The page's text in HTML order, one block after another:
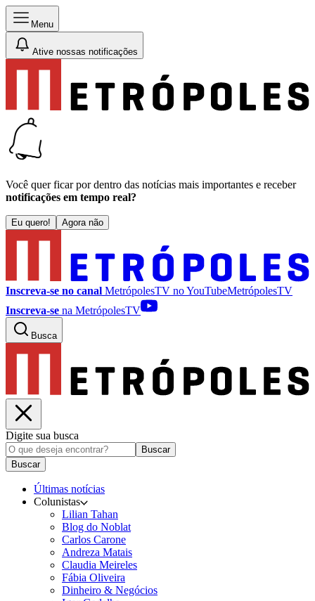
Menu
Ative nossas notificações
Você quer ficar por dentro das notícias mais importantes e receber
notificações em tempo real?
Eu quero! Agora não
Inscreva-se no canal MetrópolesTV noYouTubeMetrópolesTV
Inscreva-se na MetrópolesTV
Busca
Digite sua busca
Buscar
Buscar
Últimas notícias
Colunistas
Lilian Tahan
Blog do Noblat
Carlos Carone
Andreza Matais
Claudia Meireles
Fábia Oliveira
Dinheiro & Negócios